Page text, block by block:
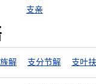
支亲
解 支分节解 支叶